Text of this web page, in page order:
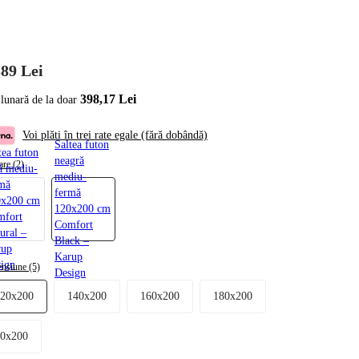
Lei
de la doar 398,17 Lei
Voi plăti în trei rate egale (fără dobândă)
(2)
futon
mediu-
cm
–
Saltea futon
neagră
mediu-
fermă
120x200 cm
Comfort
Black –
Karup
Design
(5)
120x200 140x200 160x200 180x200
90x200